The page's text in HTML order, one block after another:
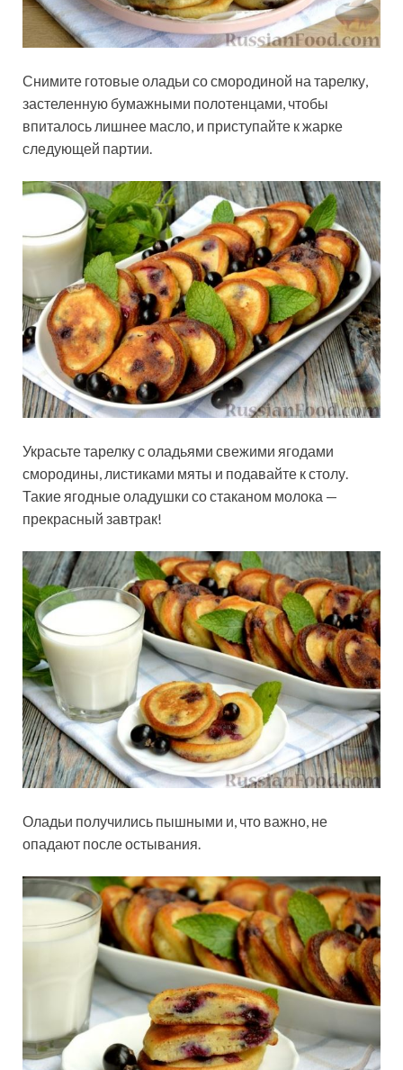
Снимите готовые оладьи со смородиной на тарелку,
застеленную бумажными полотенцами, чтобы
впиталось лишнее масло, и приступайте к жарке
следующей партии.
Украсьте тарелку с оладьями свежими ягодами
смородины, листиками мяты и подавайте к столу.
Такие ягодные оладушки со стаканом молока —
прекрасный завтрак!
Оладьи получились пышными и, что важно, не
опадают после остывания.